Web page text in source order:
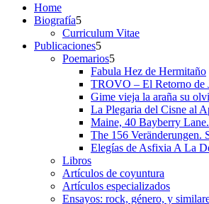
Home
Biografía
Curriculum Vitae​
Publicaciones
Poemarios
Fabula Hez de Hermitaño
TROVO – El Retorno de
Gime vieja la araña su
La Plegaria del Cisne al
Maine, 40 Bayberry
The 156 Veränderungen.
Elegías de Asfixia A La
Libros
Artículos de coyuntura
Artículos especializados
Ensayos: rock, género, y